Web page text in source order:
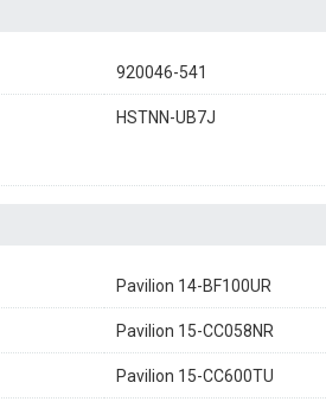
920046-541
HSTNN-UB7J
Pavilion 14-BF100UR
Pavilion 15-CC058NR
Pavilion 15-CC600TU